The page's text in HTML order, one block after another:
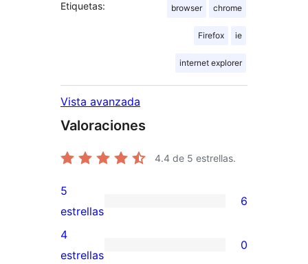
Etiquetas: browser chrome
Firefox ie
internet explorer
Vista avanzada
Valoraciones
4.4 de 5 estrellas.
6
valoraciones
de
5
estrellas
6
0
4
estrellas
0